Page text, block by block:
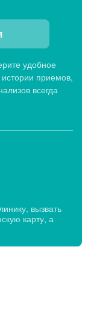
удобное
приемов,
всегда
вызвать
карту, а